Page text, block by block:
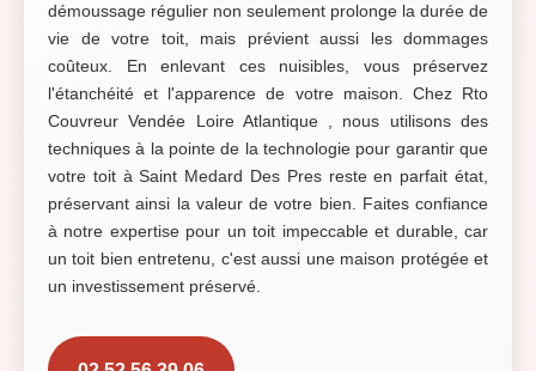
démoussage régulier non seulement prolonge la durée de
vie de votre toit, mais prévient aussi les dommages
coûteux. En enlevant ces nuisibles, vous préservez
l'étanchéité et l'apparence de votre maison. Chez Rto
Couvreur Vendée Loire Atlantique , nous utilisons des
techniques à la pointe de la technologie pour garantir que
votre toit à Saint Medard Des Pres reste en parfait état,
préservant ainsi la valeur de votre bien. Faites confiance
à notre expertise pour un toit impeccable et durable, car
un toit bien entretenu, c'est aussi une maison protégée et
un investissement préservé.